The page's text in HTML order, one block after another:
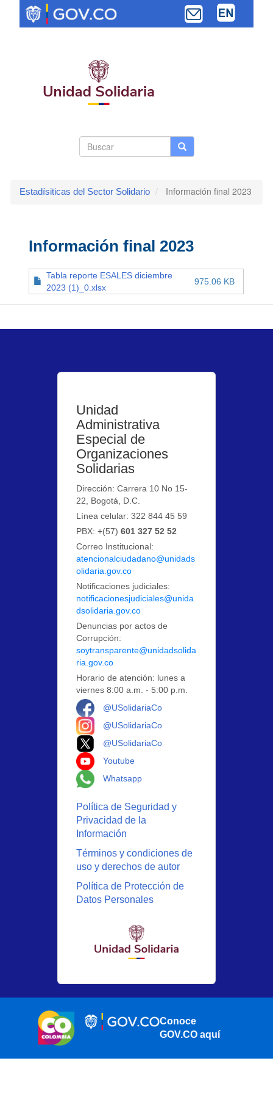
contenido
Buscar Buscar
Estadísiticas del Sector Solidario Información final 2023
Información final 2023
Tabla reporte ESALES diciembre
2023 (1)_0.xlsx
975.06 KB
Unidad
Administrativa
Especial de
Organizaciones
Solidarias
Dirección: Carrera 10 No 15-
22, Bogotá, D.C.
Línea celular: 322 844 45 59
PBX: +(57)601 327 52 52
Correo Institucional:
atencionalciudadano@unidads
olidaria.gov.co
Notificaciones judiciales:
notificacionesjudiciales@unida
dsolidaria.gov.co
Denuncias por actos de
Corrupción:
soytransparente@unidadsolida
ria.gov.co
Horario de atención: lunes a
viernes 8:00 a.m. - 5:00 p.m.
@USolidariaCo
@USolidariaCo
@USolidariaCo
Youtube
Whatsapp
Política de Seguridad y
Privacidad de la
Información
Términos y condiciones de
uso y derechos de autor
Política de Protección de
Datos Personales
Conoce
GOV.CO aquí